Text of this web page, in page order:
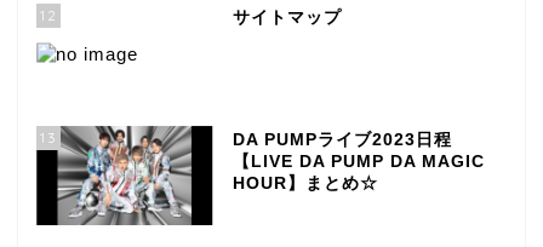
12 サイトマップ
13
DA PUMPライブ2023日程
【LIVE DA PUMP DA MAGIC
HOUR】まとめ☆